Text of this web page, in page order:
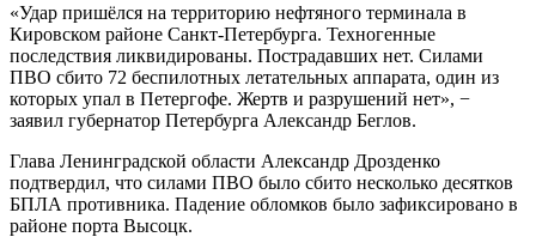
«Удар пришёлся на территорию нефтяного терминала в
Кировском районе Санкт-Петербурга. Техногенные
последствия ликвидированы. Пострадавших нет. Силами
ПВО сбито 72 беспилотных летательных аппарата, один из
которых упал в Петергофе. Жертв и разрушений нет», −
заявил губернатор Петербурга Александр Беглов.
Глава Ленинградской области Александр Дрозденко
подтвердил, что силами ПВО было сбито несколько десятков
БПЛА противника. Падение обломков было зафиксировано в
районе порта Высоцк.